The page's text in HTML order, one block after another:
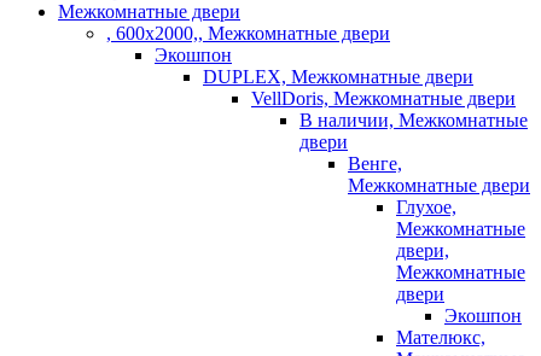
Межкомнатные двери
, 600х2000,, Межкомнатные двери
Экошпон
DUPLEX, Межкомнатные двери
VellDoris, Межкомнатные двери
В наличии, Межкомнатные
двери
Венге,
Межкомнатные двери
Глухое,
Межкомнатные
двери,
Межкомнатные
двери
Экошпон
Мателюкс,